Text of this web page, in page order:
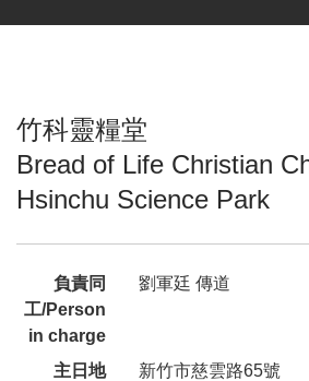
竹科靈糧堂
Bread of Life Christian
Hsinchu Science Park
負責同
工/Person
in charge
劉軍廷 傳道
主日地
新竹市慈雲路65號